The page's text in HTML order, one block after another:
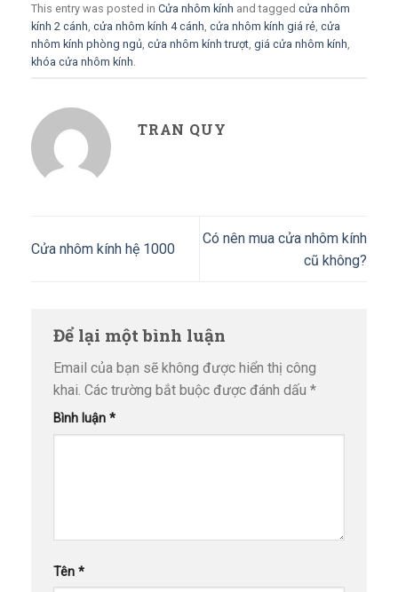
This entry was posted in Cửa nhôm kính and tagged cửa nhôm
kính 2 cánh cửa nhôm kính 4 cánh cửa nhôm kính giá rẻ cửa
nhôm kính phòng ngủ cửa nhôm kính trượt giá cửa nhôm kính
khóa cửa nhôm kính
TRAN QUY
Cửa nhôm kính hệ 1000
Có nên mua cửa nhôm kính
cũ không?
Để lại một bình luận
Email của bạn sẽ không được hiển thị công
khai. Các trường bắt buộc được đánh dấu *
Bình luận *
Tên *